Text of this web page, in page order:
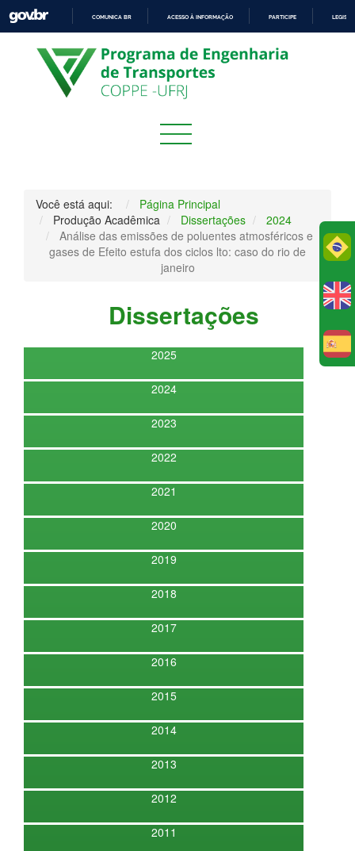
PARA
O
CONTEÚDO
COMUNICA BR ACESSO À INFORMAÇÃO PARTICIPE
Você está aqui:
Página Principal
Produção Acadêmica
Dissertações
2024
Análise das emissões de poluentes atmosféricos e
gases de Efeito estufa dos ciclos lto: caso do rio de
janeiro
Dissertações
2025
2024
2023
2022
2021
2020
2019
2018
2017
2016
2015
2014
2013
2012
2011